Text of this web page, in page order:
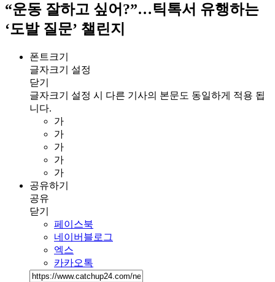
“운동 잘하고 싶어?”…틱톡서 유행하는
‘도발 질문’ 챌린지
폰트크기
글자크기 설정
닫기
글자크기 설정 시 다른 기사의 본문도 동일하게 적용 됩
니다.
가
가
가
가
가
공유하기
공유
닫기
페이스북
네이버블로그
엑스
카카오톡